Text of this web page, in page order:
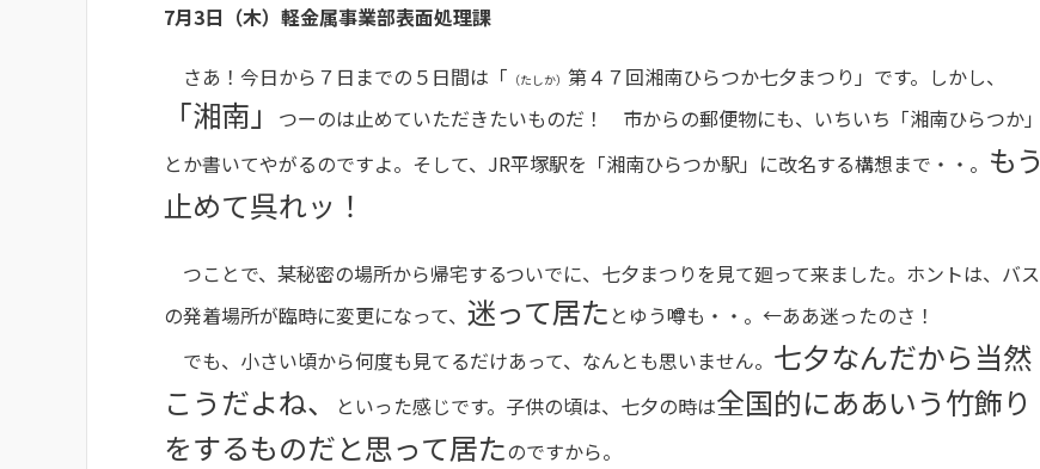
7月3日（木）軽金属事業部表面処理課
さあ！今日から７日までの５日間は「 （たしか） 第４７回湘南ひらつか七夕まつり」です。しかし、
「湘南」
つーのは止めていただきたいものだ！ 市からの郵便物にも、いちいち「湘南ひらつか」
とか書いてやがるのですよ。そして、JR平塚駅を「湘南ひらつか駅」に改名する構想まで・・。 もう
止めて呉れッ！
つことで、某秘密の場所から帰宅するついでに、七夕まつりを見て廻って来ました。ホントは、バス
の発着場所が臨時に変更になって、 迷って居た とゆう噂も・・。←ああ迷ったのさ！
でも、小さい頃から何度も見てるだけあって、なんとも思いません。 七夕なんだから当然
こうだよね、
といった感じです。子供の頃は、七夕の時は全国的にああいう竹飾り
をするものだと思って居たのですから。